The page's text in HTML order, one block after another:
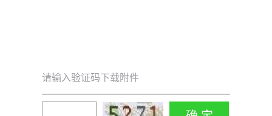
请输入验证码下载附件